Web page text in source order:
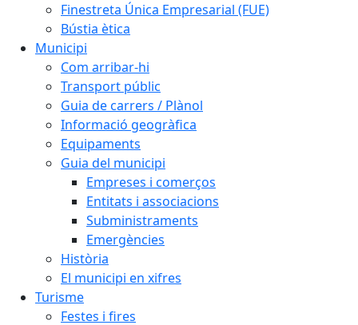
Finestreta Única Empresarial (FUE)
Bústia ètica
Municipi
Com arribar-hi
Transport públic
Guia de carrers / Plànol
Informació geogràfica
Equipaments
Guia del municipi
Empreses i comerços
Entitats i associacions
Subministraments
Emergències
Història
El municipi en xifres
Turisme
Festes i fires